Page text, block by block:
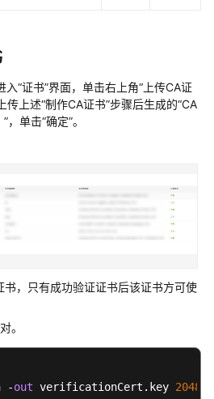
入“证书”界面，单击右上角“上传CA证
传上述“制作CA证书”步骤后生成的“CA
单击“确定”。
书，只有成功验证证书后该证书方可使
。
-out verificationCert.key 2048